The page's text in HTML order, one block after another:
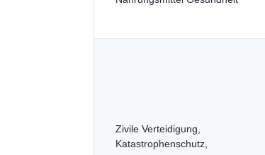
Zivile Verteidigung,
Katastrophenschutz,